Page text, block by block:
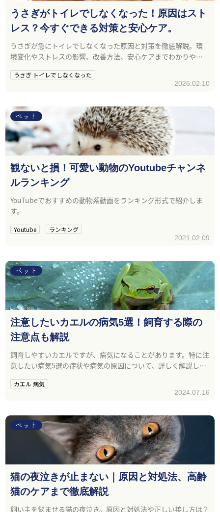
うさぎがトイレでしなくなった！原因はスト
レス？今すぐできる対策と安心ケア。
うさぎが急にトイレでしなくなった原因と対策を徹底解説。環
境変化やストレスの影響、改善方法、安心ケアまでわかりやす
うさぎ トイレでしなくなった
2026.02.10
ペット
観ないと損！可愛い動物のYoutubeチャンネ
ルランキング
YouTubeでおすすめの動物系動画をランキング形式で紹介しま
す。
Youtube ランキング
2021.02.09
ペット
注意したいカエルの病気5選！飼育する際の
注意点も解説
飼育しやすいカエルですが、病気になることがあります。特に注
意したい病気5選の症状や病気の原因について、詳しく解説しま
カエル 病気
2024.07.16
ねこ
ペット
猫の夜泣きが止まない｜原因と対処法、高齢
猫のケアまで徹底解説
飼い主を悩ませる猫の夜泣き。原因と対処法や正しい接し方は？